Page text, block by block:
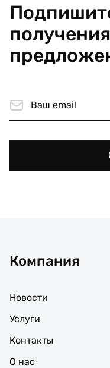
Компания
Новости
Услуги
Контакты
О нас